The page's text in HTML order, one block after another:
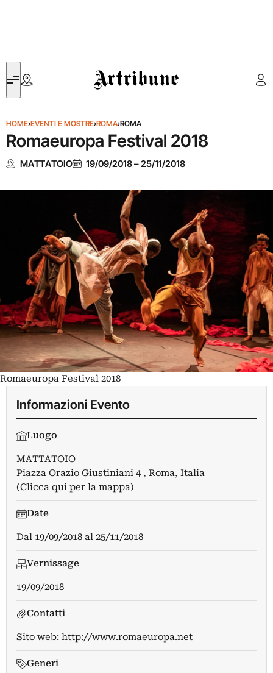
Artribune
HOME›EVENTI E MOSTRE›ROMA›ROMA
Romaeuropa Festival 2018
MATTATOIO 19/09/2018–25/11/2018
Romaeuropa Festival 2018
Informazioni Evento
Luogo
MATTATOIO
Piazza Orazio Giustiniani 4 , Roma, Italia
(Clicca qui per la mappa)
Date
Dal 19/09/2018 al 25/11/2018
Vernissage
19/09/2018
Contatti
Sito web: http://www.romaeuropa.net
Generi